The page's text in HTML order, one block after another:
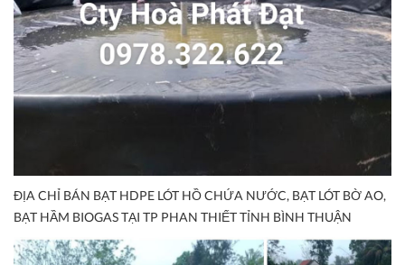
ĐỊA CHỈ BÁN BẠT HDPE LÓT HỒ CHỨA NƯỚC, BẠT LÓT BỜ AO,
BẠT HẦM BIOGAS TẠI TP PHAN THIẾT TỈNH BÌNH THUẬN